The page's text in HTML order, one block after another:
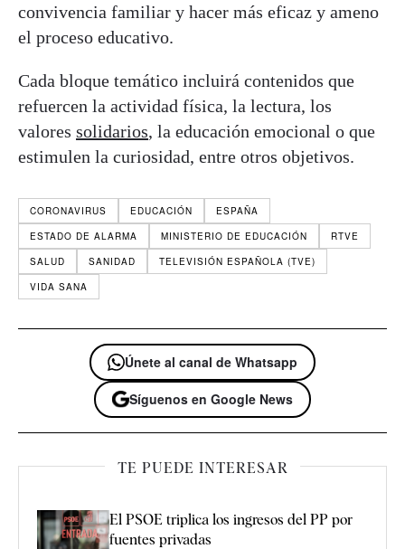
convivencia familiar y hacer más eficaz y ameno
el proceso educativo.
Cada bloque temático incluirá contenidos que
refuercen la actividad física, la lectura, los
valores solidarios, la educación emocional o que
estimulen la curiosidad, entre otros objetivos.
CORONAVIRUS EDUCACIÓN
ESPAÑA
ESTADO DE ALARMA
MINISTERIO DE EDUCACIÓN
RTVE
SALUD
SANIDAD
TELEVISIÓN ESPAÑOLA (TVE)
VIDA SANA
Únete al canal de Whatsapp
Síguenos en Google News
TE PUEDE INTERESAR
El PSOE triplica los ingresos del PP por
fuentes privadas